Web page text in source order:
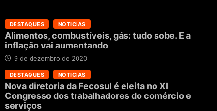
DESTAQUES NOTICIAS
Alimentos, combustíveis, gás: tudo sobe. E a
inflação vai aumentando
9 de dezembro de 2020
DESTAQUES NOTICIAS
Nova diretoria da Fecosul é eleita no XI
Congresso dos trabalhadores do comércio e
serviços